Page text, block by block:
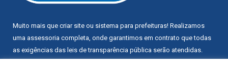
Muito mais que criar site ou sistema para prefeituras! Realizamos
uma assessoria completa, onde garantimos em contrato que todas
as exigências das leis de transparência pública serão atendidas.